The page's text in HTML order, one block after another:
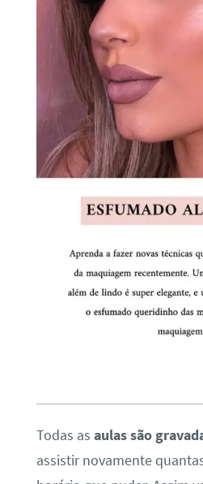
Todas as aulas são
assistir novamente